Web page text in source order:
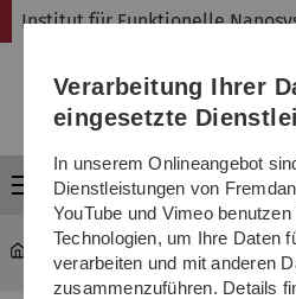
Institut für Funktionelle
Menü
Vorlesung "Materials
Verarbeitung Ihrer
eingesetzte
In unserem Onlineangebot
Dienstleistungen von
YouTube und Vimeo
Technologien, um Ihre Daten
verarbeiten und mit anderen
zusammenzuführen. Details